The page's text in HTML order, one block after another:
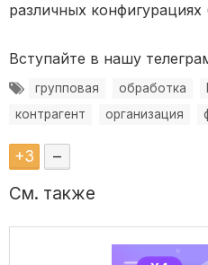
различных
Вступайте в нашу
групповая обработка
контрагент
организация
+3 –
См. также